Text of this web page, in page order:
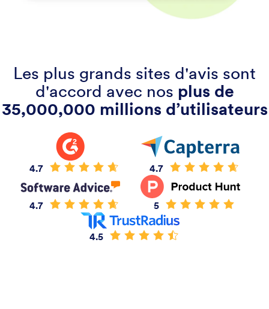
Les plus grands sites d'avis sont
d'accord avec nos plus de
35,000,000 millions d’utilisateurs
4.7 4.7
4.7 5
4.5